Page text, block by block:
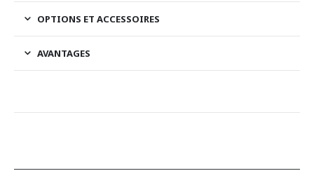
OPTIONS ET ACCESSOIRES
AVANTAGES